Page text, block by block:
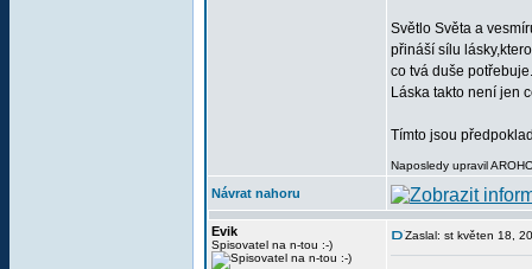
Světlo Světa a
přináší sílu
co tvá duše
Láska takto není jen
Tímto jsou
Naposledy upravil
Návrat nahoru
Evik
Spisovatel na n-tou :-)
Zaslal: st květen 18,